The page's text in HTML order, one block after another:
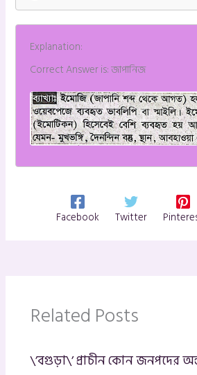
Explanation:
Correct Answer is: জাপানিজ
Facebook Twitter
Related Posts
\’বগুড়া\’ প্রাচীন কোন জনপদের